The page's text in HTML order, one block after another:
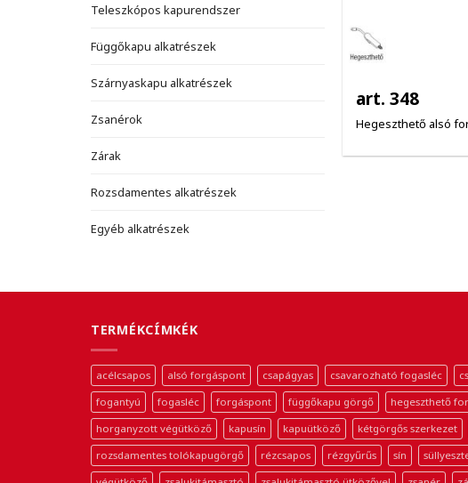
Teleszkópos kapurendszer
Függőkapu alkatrészek
Szárnyaskapu alkatrészek
Zsanérok
Zárak
Rozsdamentes alkatrészek
Egyéb alkatrészek
art. 348
Hegeszthető alsó
TERMÉKCÍMKÉK
acélcsapos alsó forgáspont csapágyas csavarozható fogasléc
fogantyú
fogasléc forgáspont függőkapu görgő hegeszthető
horganyzott végütköző
kapusín kapuütköző kétgörgős szerkezet
rozsdamentes tolókapugörgő
rézcsapos rézgyűrűs sín